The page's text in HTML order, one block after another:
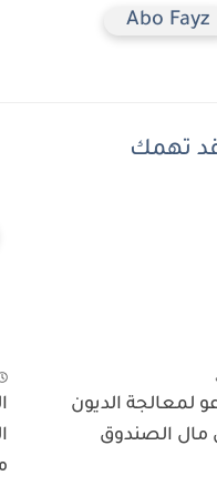
Abo Fayz
تهمك
لمعالجة الديون
مال الصندوق